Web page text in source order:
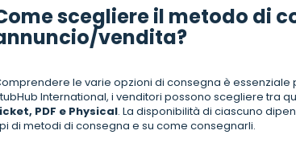
scegliere il metodo di
vendita?
le varie opzioni di consegna è
International, i venditori possono scegliere tra
PDF e Physical. La disponibilità di ciascuno
di metodi di consegna e su come consegnarli.